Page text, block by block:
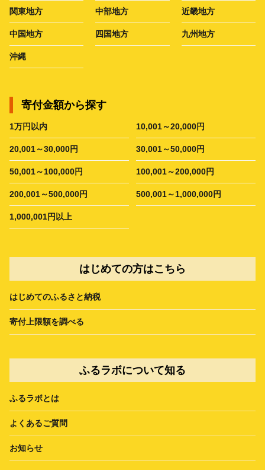
関東地方 中部地方 近畿地方
中国地方 四国地方 九州地方
沖縄
寄付金額から探す
1万円以内 10,001～20,000円
20,001～30,000円 30,001～50,000円
50,001～100,000円 100,001～200,000円
200,001～500,000円 500,001～1,000,000円
1,000,001円以上
はじめての方はこちら
はじめてのふるさと納税
寄付上限額を調べる
ふるラボについて知る
ふるラボとは
よくあるご質問
お知らせ